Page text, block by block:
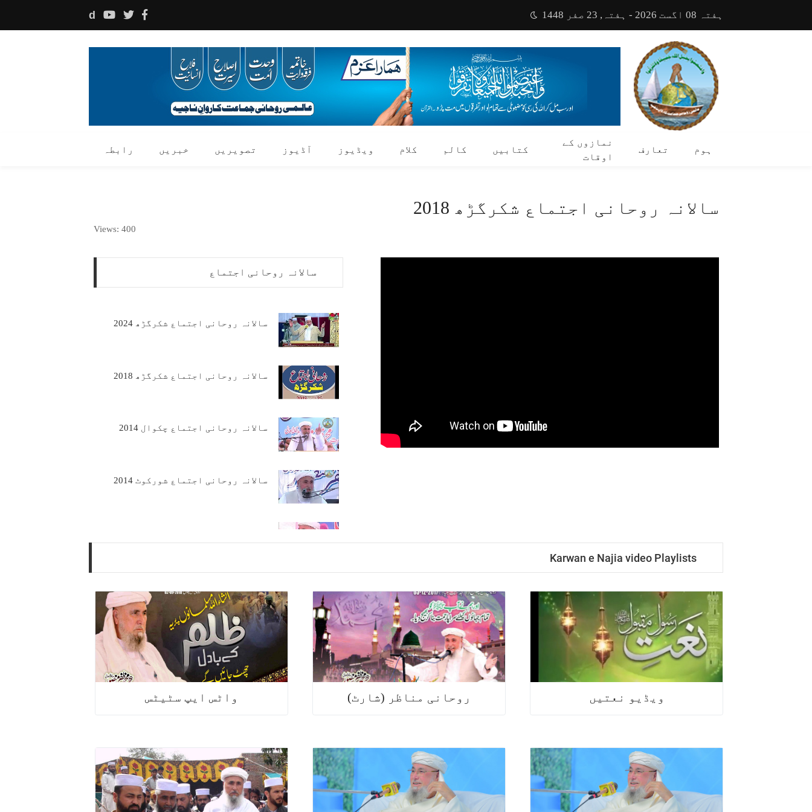
ہفتہ 08 اگست 2026 - ہفتہ, 23 صفر 1448 d
ہوم تعارف
نمازوں کے
اوقات
کتابیں کالم کلام ویڈیوز آڈیوز تصویریں خبریں رابطہ
سالانہ روحانی اجتماع شکرگڑھ 2018
Views: 400
سالانہ روحانی اجتماع
سالانہ روحانی اجتماع شکرگڑھ 2024
سالانہ روحانی اجتماع شکرگڑھ 2018
سالانہ روحانی اجتماع چکوال 2014
سالانہ روحانی اجتماع شورکوٹ 2014
سالانہ روحانی اجتماع شکرگڑھ 2013
سالانہ روحانی اجتماع اٹک 2018
Karwan e Najia video Playlists
ویڈیو نعتیں روحانی مناظر (شارٹ) واٹس ایپ سٹیٹس